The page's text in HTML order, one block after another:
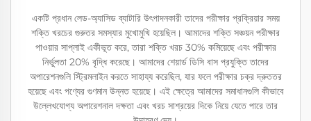
একটি প্রধান লেড-অ্যাসিড ব্যাটারি উৎপাদনকারী তাদের পরীক্ষার প্রক্রিয়ার সময়
শক্তি খরচের গুরুতর সমস্যার মুখোমুখি হয়েছিল। আমাদের শক্তি সঞ্চয়ন পরীক্ষার
পাওয়ার সাপ্লাই একীভূত করে, তারা শক্তি খরচ 30% কমিয়েছে এবং পরীক্ষার
নির্ভুলতা 20% বৃদ্ধি করেছে। আমাদের শেয়ার্ড ডিসি বাস প্রযুক্তি তাদের
অপারেশনগুলি স্ট্রিমলাইন করতে সাহায্য করেছিল, যার ফলে পরীক্ষার চক্র দ্রুততর
হয়েছে এবং পণ্যের গুণমান উন্নত হয়েছে। এই ক্ষেত্রে আমাদের সমাধানগুলি কীভাবে
উল্লেখযোগ্য অপারেশনাল দক্ষতা এবং খরচ সাশ্রয়ের দিকে নিয়ে যেতে পারে তার